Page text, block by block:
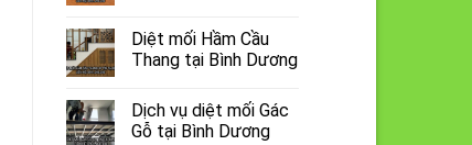
Diệt mối Hầm Cầu
Thang tại Bình Dương
Dịch vụ diệt mối Gác
Gỗ tại Bình Dương